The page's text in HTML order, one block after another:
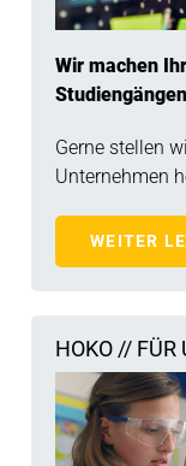
Wir machen
Gerne stellen
Unternehmen
WEITER
HOKO // FÜR